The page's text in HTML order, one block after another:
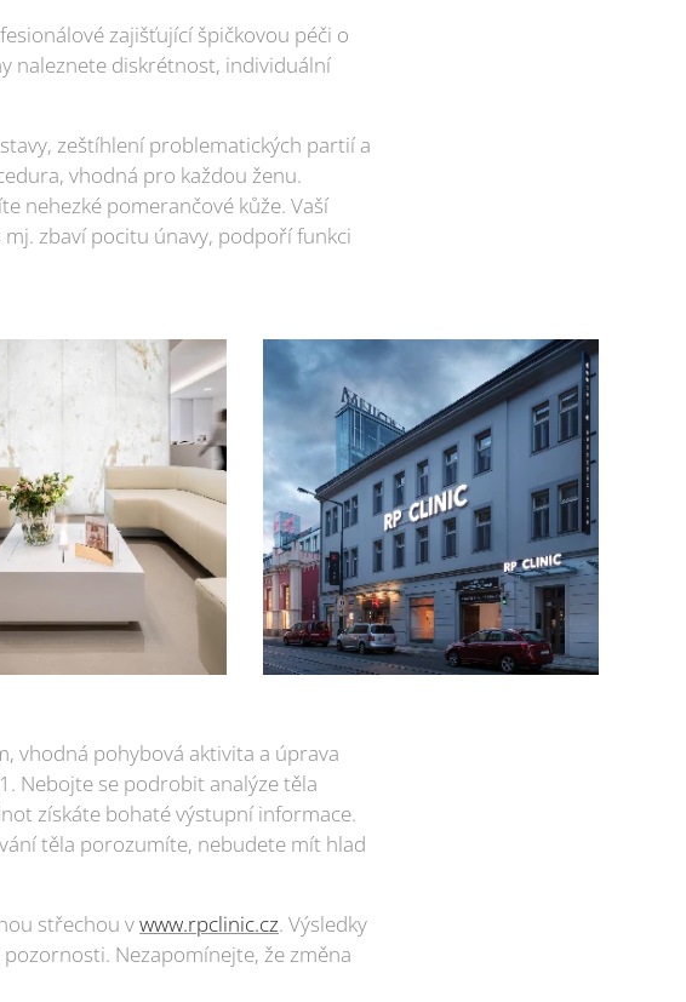
zajišťující špičkovou péči o
naleznete diskrétnost, individuální
zeštíhlení problematických partií a
vhodná pro každou ženu.
nehezké pomerančové kůže. Vaší
zbaví pocitu únavy, podpoří funkci
vhodná pohybová aktivita a úprava
Nebojte se podrobit analýze těla
získáte bohaté výstupní informace.
těla porozumíte, nebudete mít hlad
střechou vwww.rpclinic.cz. Výsledky
Nezapomínejte, že změna